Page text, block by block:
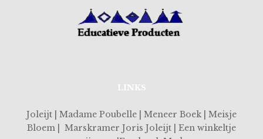
LINKS
Joleijt | Madame Poubelle | Meneer Boek | Meisje
Bloem | Marskramer Joris Joleijt | Een winkeltje